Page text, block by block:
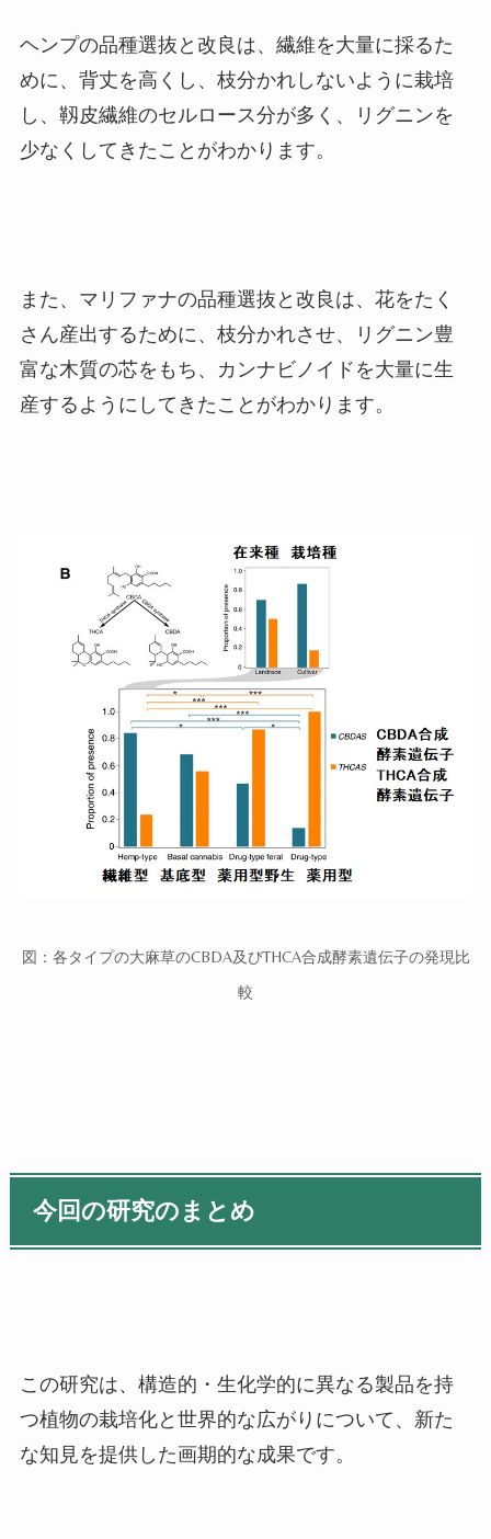
ヘンプの品種選抜と改良は、繊維を大量に採るた
めに、背丈を高くし、枝分かれしないように栽培
し、靱皮繊維のセルロース分が多く、リグニンを
少なくしてきたことがわかります。
また、マリファナの品種選抜と改良は、花をたく
さん産出するために、枝分かれさせ、リグニン豊
富な木質の芯をもち、カンナビノイドを大量に生
産するようにしてきたことがわかります。
図：各タイプの大麻草のCBDA及びTHCA合成酵素遺伝子の発現比
較
今回の研究のまとめ
この研究は、構造的・生化学的に異なる製品を持
つ植物の栽培化と世界的な広がりについて、新た
な知見を提供した画期的な成果です。